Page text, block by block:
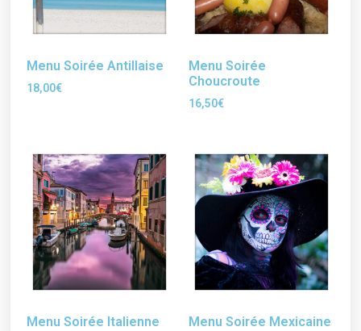
Menu Soirée Antillaise
18,00€
Menu Soirée
Choucroute
16,50€
Menu Soirée Italienne Menu Soirée Mexicaine